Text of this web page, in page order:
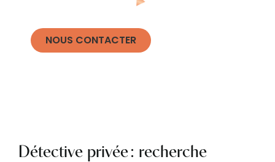
NOUS CONTACTER
Détective privée : recherche